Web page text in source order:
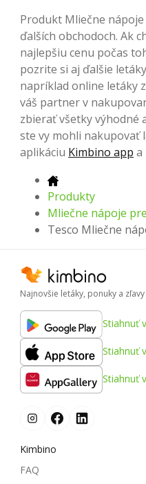
Produkt Mliečne
ďalších obchodoch. Ak
najlepšiu cenu počas
pozrite si aj ďalšie
napríklad online letáky
váš partner v
zbierať všetky výhodné
ste vy mohli nakupovať
aplikáciu Kimbino app a
Produkty
Mliečne nápoje
Tesco Mliečne
Najnovšie letáky, ponuky a zľavy
Stiahnuť v
Stiahnuť v
Stiahnuť v
Kimbino
FAQ